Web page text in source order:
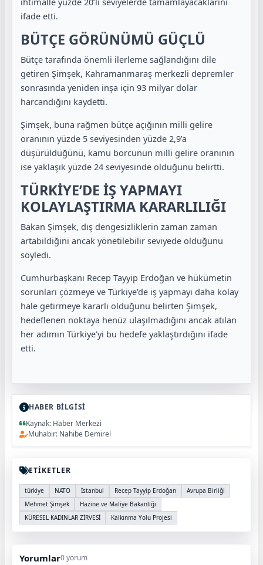
ifade etti.
BÜTÇE GÖRÜNÜMÜ GÜÇLÜ
Bütçe tarafında önemli ilerleme sağlandığını dile
getiren Şimşek, Kahramanmaraş merkezli depremler
sonrasında yeniden inşa için 93 milyar dolar
harcandığını kaydetti.
Şimşek, buna rağmen bütçe açığının milli gelire
oranının yüzde 5 seviyesinden yüzde 2,9’a
düşürüldüğünü, kamu borcunun milli gelire oranının
ise yaklaşık yüzde 24 seviyesinde olduğunu belirtti.
TÜRKİYE’DE İŞ YAPMAYI
KOLAYLAŞTIRMA KARARLILIĞI
Bakan Şimşek, dış dengesizliklerin zaman zaman
artabildiğini ancak yönetilebilir seviyede olduğunu
söyledi.
Cumhurbaşkanı Recep Tayyip Erdoğan ve hükümetin
sorunları çözmeye ve Türkiye’de iş yapmayı daha kolay
hale getirmeye kararlı olduğunu belirten Şimşek,
hedeflenen noktaya henüz ulaşılmadığını ancak atılan
her adımın Türkiye’yi bu hedefe yaklaştırdığını ifade
etti.
HABER BİLGİSİ
Kaynak: Haber Merkezi
Muhabir: Nahibe Demirel
ETİKETLER
türkiye NATO İstanbul Recep Tayyip Erdoğan
Avrupa Birliği
Mehmet Şimşek
Hazine ve Maliye Bakanlığı
KÜRESEL KADINLAR ZİRVESİ
Kalkınma Yolu Projesi
Yorumlar0 yorum